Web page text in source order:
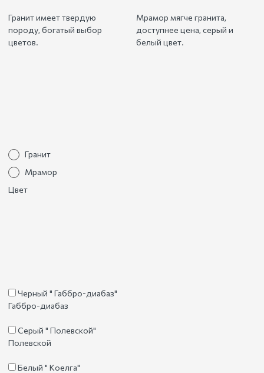
Гранит имеет твердую
породу, богатый выбор
цветов.
Мрамор мягче гранита,
доступнее цена, серый и
белый цвет.
Гранит
Мрамор
Цвет
Черный " Габбро-диабаз"
Габбро-диабаз
Серый " Полевской"
Полевской
Белый " Коелга"